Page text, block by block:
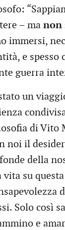
– ma non
immersi,
e
guerra
un
di Vito
il
della
su
Solo così
e